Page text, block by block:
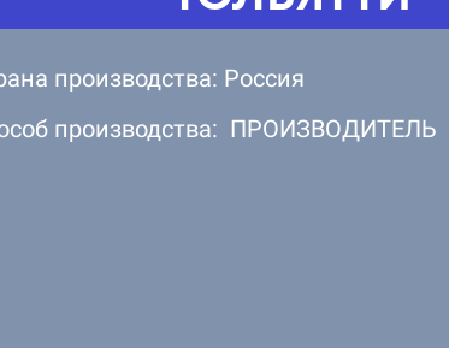
производства: Россия
производства: ПРОИЗВОДИТЕЛЬ